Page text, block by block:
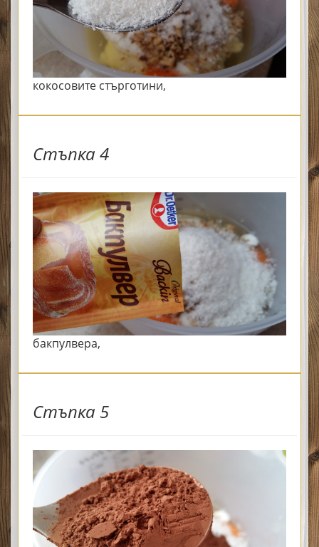
кокосовите стърготини,
Стъпка 4
бакпулвера,
Стъпка 5